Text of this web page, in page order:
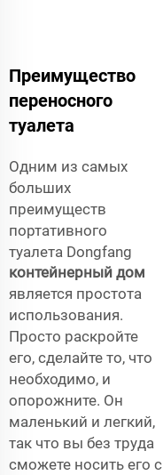
Преимущество
переносного
туалета
Одним из самых
больших
преимуществ
портативного
туалета Dongfang
контейнерный дом
является простота
использования.
Просто раскройте
его, сделайте то, что
необходимо, и
опорожните. Он
маленький и легкий,
так что вы без труда
сможете носить его с